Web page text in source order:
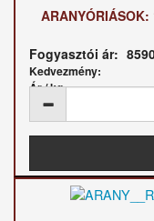
ARANYÓRIÁSOK:
Fogyasztói ár:
Kedvezmény:
Ár / kg: